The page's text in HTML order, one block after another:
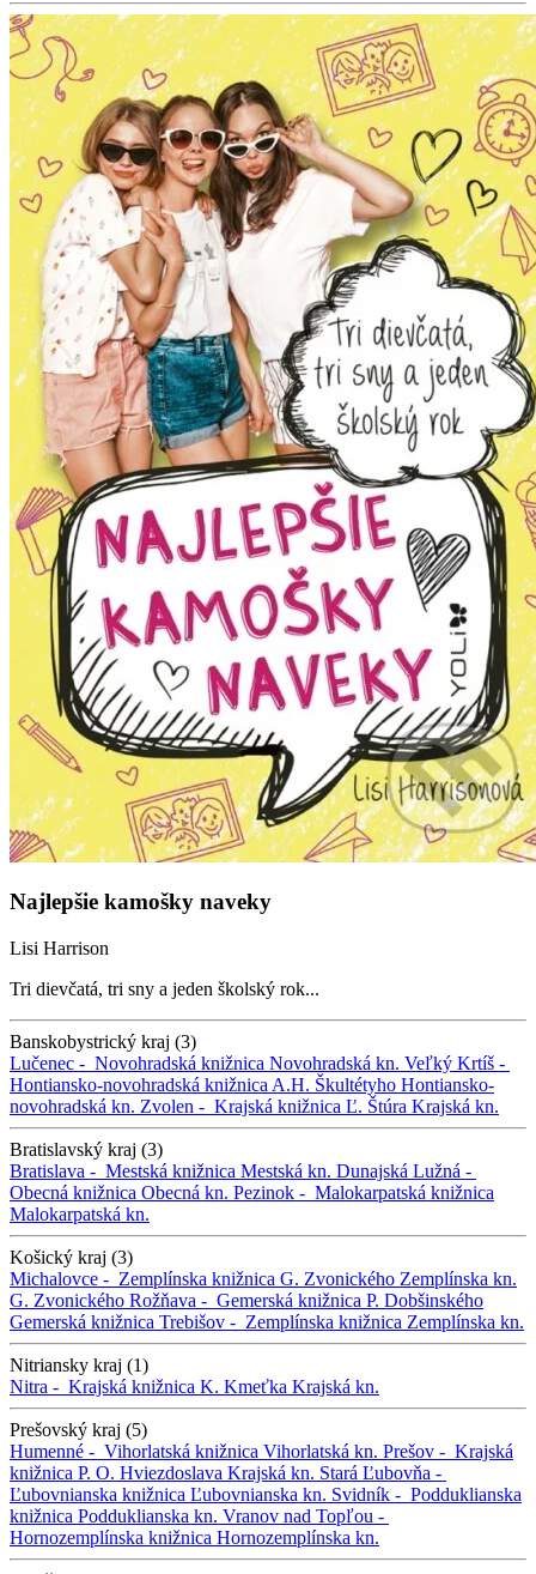
Najlepšie kamošky naveky
Lisi Harrison
Tri dievčatá, tri sny a jeden školský rok...
Banskobystrický kraj (3)
Lučenec - Novohradská knižnica Novohradská kn. Veľký Krtíš -
Hontiansko-novohradská knižnica A.H. Škultétyho Hontiansko-
novohradská kn. Zvolen - Krajská knižnica Ľ. Štúra Krajská kn.
Bratislavský kraj (3)
Bratislava - Mestská knižnica Mestská kn. Dunajská Lužná -
Obecná knižnica Obecná kn. Pezinok - Malokarpatská knižnica
Malokarpatská kn.
Košický kraj (3)
Michalovce - Zemplínska knižnica G. Zvonického Zemplínska kn.
G. Zvonického Rožňava - Gemerská knižnica P. Dobšinského
Gemerská knižnica Trebišov - Zemplínska knižnica Zemplínska kn.
Nitriansky kraj (1)
Nitra - Krajská knižnica K. Kmeťka Krajská kn.
Prešovský kraj (5)
Humenné - Vihorlatská knižnica Vihorlatská kn. Prešov - Krajská
knižnica P. O. Hviezdoslava Krajská kn. Stará Ľubovňa -
Ľubovnianska knižnica Ľubovnianska kn. Svidník - Podduklianska
knižnica Podduklianska kn. Vranov nad Topľou -
Hornozemplínska knižnica Hornozemplínska kn.